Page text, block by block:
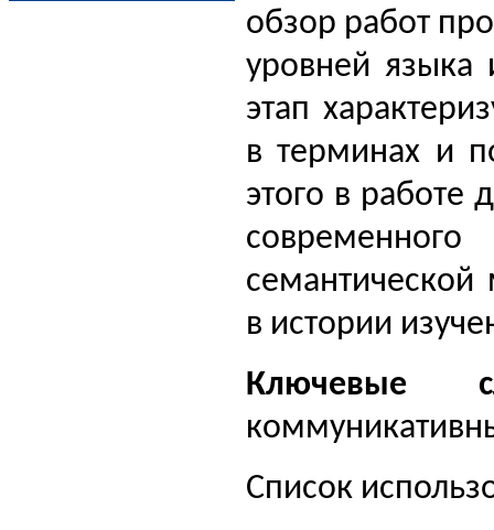
обзор работ
уровней языка
этап
в терминах и
этого в работе
современного
в истории
Ключевые
Список